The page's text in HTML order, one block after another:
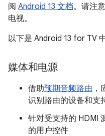
阅 Android 13 文档。请注
电视。
以下是 Android 13 for TV
媒体和电源
借助预期音频路由
识别路由的设备和支
针对受支持的 HDMI
的用户控件